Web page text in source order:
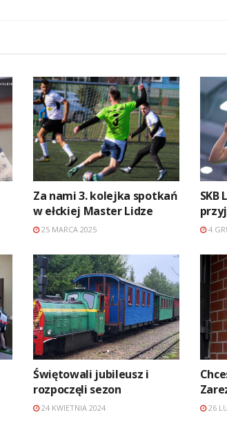
Za nami 3. kolejka spotkań
w ełckiej Master Lidze
25 MARCA 2025
SKB
4
Świętowali jubileusz i
rozpoczęli sezon
24 KWIETNIA 2024 26